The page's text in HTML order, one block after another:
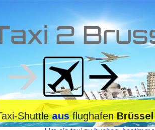
Taxi 2
Shuttleausflughafen